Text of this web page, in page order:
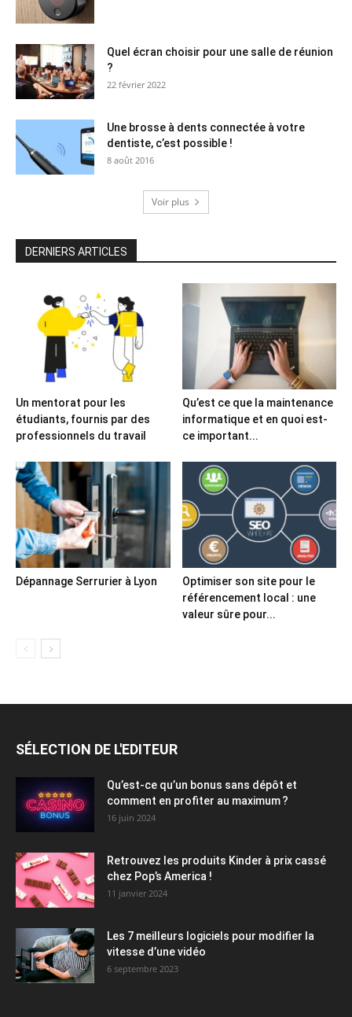
Quel écran choisir pour une salle de réunion
?
22 février 2022
Une brosse à dents connectée à votre
dentiste, c’est possible !
8 août 2016
Voir plus
DERNIERS ARTICLES
Un mentorat pour les
étudiants, fournis par des
professionnels du travail
Qu’est ce que la maintenance
informatique et en quoi est-
ce important...
Dépannage Serrurier à Lyon
Optimiser son site pour le
référencement local : une
valeur sûre pour...
SÉLECTION DE L'EDITEUR
Qu’est-ce qu’un bonus sans dépôt et
comment en profiter au maximum ?
16 juin 2024
Retrouvez les produits Kinder à prix cassé
chez Pop’s America !
11 janvier 2024
Les 7 meilleurs logiciels pour modifier la
vitesse d’une vidéo
6 septembre 2023